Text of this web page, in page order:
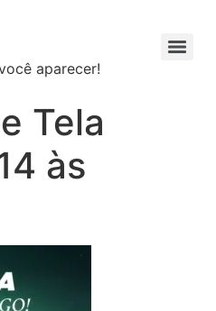
aparecer!
Tela
às